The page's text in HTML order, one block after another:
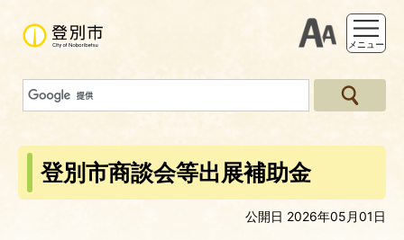
支援ツー
メニュー
登別市商談会等出展補助金
公開日 2026年05月01日